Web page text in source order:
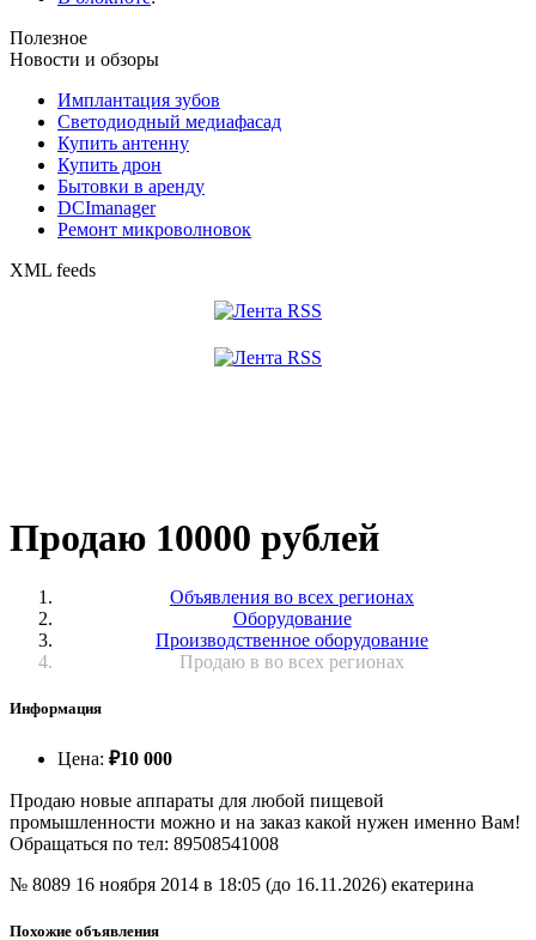
Полезное
Новости и обзоры
Имплантация зубов
Светодиодный медиафасад
Купить антенну
Купить дрон
Бытовки в аренду
DCImanager
Ремонт микроволновок
XML feeds
Продаю 10000 рублей
Объявления во всех регионах
Оборудование
Производственное оборудование
Продаю в во всех регионах
Информация
Цена: ₽10 000
Продаю новые аппараты для любой пищевой
промышленности можно и на заказ какой нужен именно Вам!
Обращаться по тел: 89508541008
№ 8089 16 ноября 2014 в 18:05 (до 16.11.2026) екатерина
Похожие объявления